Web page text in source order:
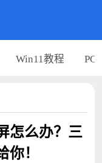
Win11教程 PC
怎么办？三
你！